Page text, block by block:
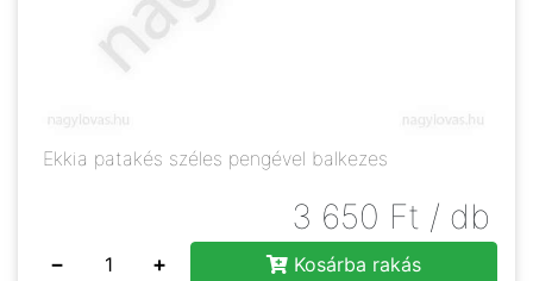
Ekkia patakés széles pengével balkezes
3 650 Ft / db
− +
Kosárba rakás